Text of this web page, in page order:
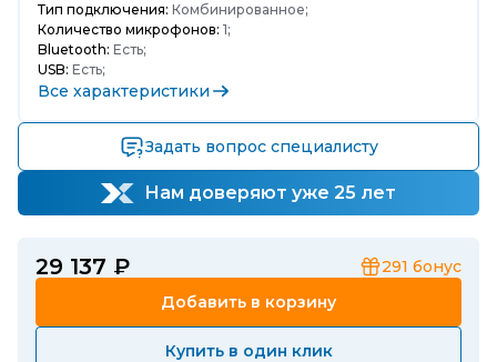
Тип подключения: Комбинированное;
Количество микрофонов: 1;
Bluetooth: Есть;
USB: Есть;
Все характеристики
Задать вопрос специалисту
Нам доверяют уже 25 лет
29 137 ₽ 291 бонус
Добавить в корзину
Купить в один клик